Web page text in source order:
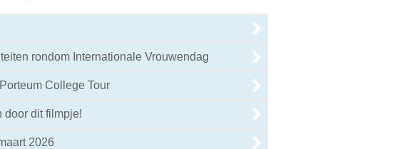
rondom Internationale Vrouwendag
College Tour
door dit filmpje!
2026